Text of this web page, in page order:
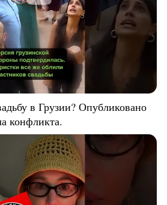
в Грузии? Опубликовано
конфликта.